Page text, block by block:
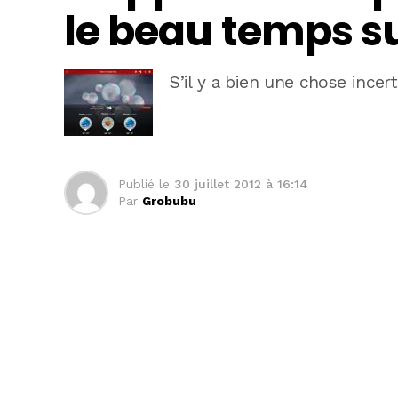
le beau temps
S’il y a bien une chose
Publié le 30 juillet 2012 à 16:14
Par Grobubu